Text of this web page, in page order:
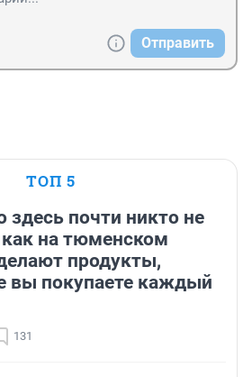
Отправить
ТОП 5
здесь почти никто не
как на тюменском
продукты,
вы покупаете каждый
131